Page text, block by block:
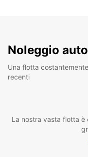
Noleggio
Una flotta
recenti
La nostra vasta flotta